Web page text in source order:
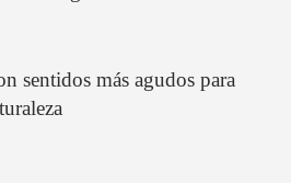
sentidos más agudos para